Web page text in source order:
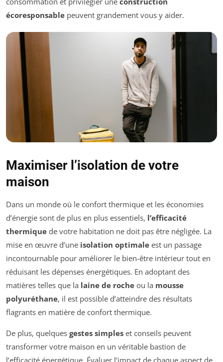
écoresponsable peuvent grandement vous y aider.
Maximiser l’isolation de votre
maison
Dans un monde où le confort thermique et les économies
d’énergie sont de plus en plus essentiels, l’efficacité
thermique de votre habitation ne doit pas être négligée. La
mise en œuvre d’une isolation optimale est un passage
incontournable pour améliorer le bien-être intérieur tout en
réduisant les dépenses énergétiques. En adoptant des
matières telles que la laine de roche ou la mousse
polyuréthane, il est possible d’atteindre des résultats
flagrants en matière de confort thermique.
De plus, quelques gestes simples et conseils peuvent
transformer votre maison en un véritable bastion de